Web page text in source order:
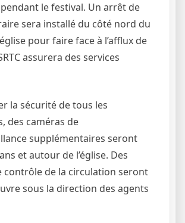
le festival. Un arrêt de
sera installé du côté nord du
pour faire face à l’afflux de
assurera des services
la sécurité de tous les
des caméras de
supplémentaires seront
et autour de l’église. Des
contrôle de la circulation seront
sous la direction des agents